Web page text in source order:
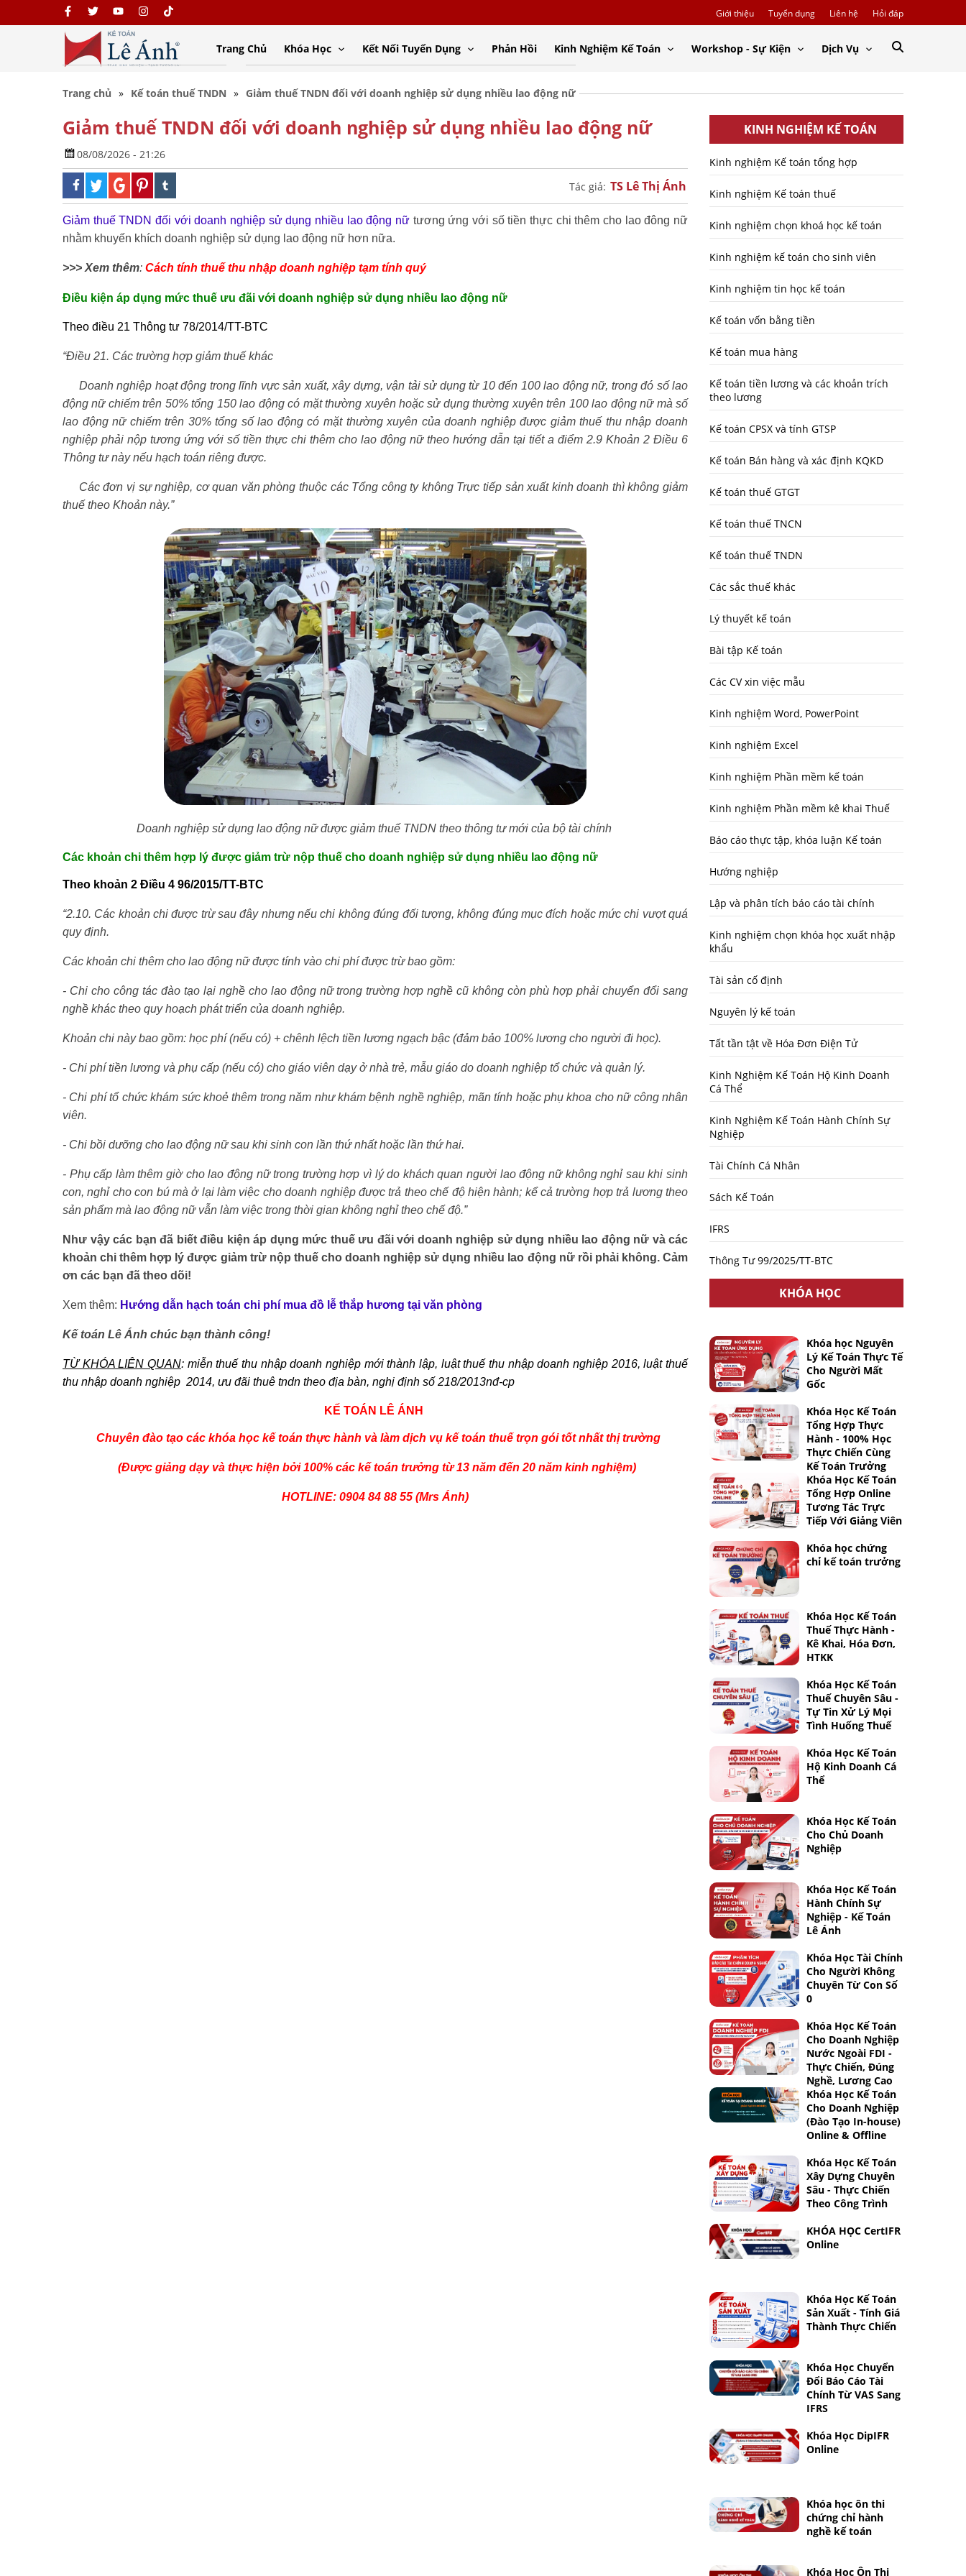
Giới thiệu Tuyển dụng Liên hệ Hỏi đáp
Trang Chủ Khóa Học Kết Nối Tuyển Dụng Phản Hồi Kinh Nghiệm Kế Toán Workshop - Sự Kiện Dịch Vụ
Trang chủ Kế toán thuế TNDN Giảm thuế TNDN đối với doanh nghiệp sử dụng nhiều lao động nữ
Giảm thuế TNDN đối với doanh nghiệp sử dụng nhiều lao động nữ
08/08/2026 - 21:26
Tác giả: TS Lê Thị Ánh
Giảm thuế TNDN đối với doanh nghiệp sử dụng nhiều lao động nữ tương ứng với số tiền thực chi thêm cho lao đông nữ
nhằm khuyến khích doanh nghiệp sử dụng lao động nữ hơn nữa.
>>> Xem thêm: Cách tính thuế thu nhập doanh nghiệp tạm tính quý
Điều kiện áp dụng mức thuế ưu đãi với doanh nghiệp sử dụng nhiều lao động nữ
Theo điều 21 Thông tư 78/2014/TT-BTC
“Điều 21. Các trường hợp giảm thuế khác
Doanh nghiệp hoạt động trong lĩnh vực sản xuất, xây dựng, vận tải sử dụng từ 10 đến 100 lao động nữ, trong đó số lao
động nữ chiếm trên 50% tổng 150 lao động có mặt thường xuyên hoặc sử dụng thường xuyên trên 100 lao động nữ mà số
lao động nữ chiếm trên 30% tổng số lao động có mặt thường xuyên của doanh nghiệp được giảm thuế thu nhập doanh
nghiệp phải nộp tương ứng với số tiền thực chi thêm cho lao động nữ theo hướng dẫn tại tiết a điểm 2.9 Khoản 2 Điều 6
Thông tư này nếu hạch toán riêng được.
Các đơn vị sự nghiệp, cơ quan văn phòng thuộc các Tổng công ty không Trực tiếp sản xuất kinh doanh thì không giảm
thuế theo Khoản này.”
Doanh nghiệp sử dụng lao động nữ được giảm thuế TNDN theo thông tư mới của bộ tài chính
Các khoản chi thêm hợp lý được giảm trừ nộp thuế cho doanh nghiệp sử dụng nhiều lao động nữ
Theo khoản 2 Điều 4 96/2015/TT-BTC
“2.10. Các khoản chi được trừ sau đây nhưng nếu chi không đúng đối tượng, không đúng mục đích hoặc mức chi vượt quá
quy định.
Các khoản chi thêm cho lao động nữ được tính vào chi phí được trừ bao gồm:
- Chi cho công tác đào tạo lại nghề cho lao động nữ trong trường hợp nghề cũ không còn phù hợp phải chuyển đổi sang
nghề khác theo quy hoạch phát triển của doanh nghiệp.
Khoản chi này bao gồm: học phí (nếu có) + chênh lệch tiền lương ngạch bậc (đảm bảo 100% lương cho người đi học).
- Chi phí tiền lương và phụ cấp (nếu có) cho giáo viên dạy ở nhà trẻ, mẫu giáo do doanh nghiệp tổ chức và quản lý.
- Chi phí tổ chức khám sức khoẻ thêm trong năm như khám bệnh nghề nghiệp, mãn tính hoặc phụ khoa cho nữ công nhân
viên.
- Chi bồi dưỡng cho lao động nữ sau khi sinh con lần thứ nhất hoặc lần thứ hai.
- Phụ cấp làm thêm giờ cho lao động nữ trong trường hợp vì lý do khách quan người lao động nữ không nghỉ sau khi sinh
con, nghỉ cho con bú mà ở lại làm việc cho doanh nghiệp được trả theo chế độ hiện hành; kể cả trường hợp trả lương theo
sản phẩm mà lao động nữ vẫn làm việc trong thời gian không nghỉ theo chế độ.”
Như vậy các bạn đã biết điều kiện áp dụng mức thuế ưu đãi với doanh nghiệp sử dụng nhiều lao động nữ và các
khoản chi thêm hợp lý được giảm trừ nộp thuế cho doanh nghiệp sử dụng nhiều lao động nữ rồi phải không. Cảm
ơn các bạn đã theo dõi!
Xem thêm: Hướng dẫn hạch toán chi phí mua đồ lễ thắp hương tại văn phòng
Kế toán Lê Ánh chúc bạn thành công!
TỪ KHÓA LIÊN QUAN: miễn thuế thu nhập doanh nghiệp mới thành lập, luật thuế thu nhập doanh nghiệp 2016, luật thuế
thu nhập doanh nghiệp 2014, ưu đãi thuê tndn theo địa bàn, nghị định số 218/2013nđ-cp
KẾ TOÁN LÊ ÁNH
Chuyên đào tạo các khóa học kế toán thực hành và làm dịch vụ kế toán thuế trọn gói tốt nhất thị trường
(Được giảng dạy và thực hiện bởi 100% các kế toán trưởng từ 13 năm đến 20 năm kinh nghiệm)
HOTLINE: 0904 84 88 55 (Mrs Ánh)
KINH NGHIỆM KẾ TOÁN
Kinh nghiệm Kế toán tổng hợp
Kinh nghiệm Kế toán thuế
Kinh nghiệm chọn khoá học kế toán
Kinh nghiệm kế toán cho sinh viên
Kinh nghiệm tin học kế toán
Kế toán vốn bằng tiền
Kế toán mua hàng
Kế toán tiền lương và các khoản trích
theo lương
Kế toán CPSX và tính GTSP
Kế toán Bán hàng và xác định KQKD
Kế toán thuế GTGT
Kế toán thuế TNCN
Kế toán thuế TNDN
Các sắc thuế khác
Lý thuyết kế toán
Bài tập Kế toán
Các CV xin việc mẫu
Kinh nghiệm Word, PowerPoint
Kinh nghiệm Excel
Kinh nghiệm Phần mềm kế toán
Kinh nghiệm Phần mềm kê khai Thuế
Báo cáo thực tập, khóa luận Kế toán
Hướng nghiệp
Lập và phân tích báo cáo tài chính
Kinh nghiệm chọn khóa học xuất nhập
khẩu
Tài sản cố định
Nguyên lý kế toán
Tất tần tật về Hóa Đơn Điện Tử
Kinh Nghiệm Kế Toán Hộ Kinh Doanh
Cá Thể
Kinh Nghiệm Kế Toán Hành Chính Sự
Nghiệp
Tài Chính Cá Nhân
Sách Kế Toán
IFRS
Thông Tư 99/2025/TT-BTC
KHÓA HỌC
Khóa học Nguyên
Lý Kế Toán Thực Tế
Cho Người Mất
Gốc
Khóa Học Kế Toán
Tổng Hợp Thực
Hành - 100% Học
Thực Chiến Cùng
Kế Toán Trưởng
Khóa Học Kế Toán
Tổng Hợp Online
Tương Tác Trực
Tiếp Với Giảng Viên
Khóa học chứng
chỉ kế toán trưởng
Khóa Học Kế Toán
Thuế Thực Hành -
Kê Khai, Hóa Đơn,
HTKK
Khóa Học Kế Toán
Thuế Chuyên Sâu -
Tự Tin Xử Lý Mọi
Tình Huống Thuế
Khóa Học Kế Toán
Hộ Kinh Doanh Cá
Thể
Khóa Học Kế Toán
Cho Chủ Doanh
Nghiệp
Khóa Học Kế Toán
Hành Chính Sự
Nghiệp - Kế Toán
Lê Ánh
Khóa Học Tài Chính
Cho Người Không
Chuyên Từ Con Số
0
Khóa Học Kế Toán
Cho Doanh Nghiệp
Nước Ngoài FDI -
Thực Chiến, Đúng
Nghề, Lương Cao
Khóa Học Kế Toán
Cho Doanh Nghiệp
(Đào Tạo In-house)
Online & Offline
Khóa Học Kế Toán
Xây Dựng Chuyên
Sâu - Thực Chiến
Theo Công Trình
KHÓA HỌC CertIFR
Online
Khóa Học Kế Toán
Sản Xuất - Tính Giá
Thành Thực Chiến
Khóa Học Chuyển
Đổi Báo Cáo Tài
Chính Từ VAS Sang
IFRS
Khóa Học DipIFR
Online
Khóa học ôn thi
chứng chỉ hành
nghề kế toán
Khóa Học Ôn Thi